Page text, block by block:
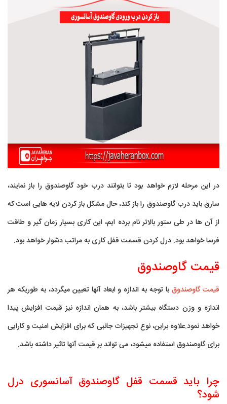
در این مرحله لازم خواهد بود تا بتوانند درب خود گاوصندوق را باز نمایند،
سارق باید درب گاوصندوق را باز کند، حال مشکل باز کردن لایه هایی است که
از آن ها در طی ستور بالاتر نام برده ایم، این کاری بسیار زمان گیر و طاقت
فرسا خواهد بود. درل کردن قسمت قفل کاری به مراتب دشوار خواهد بود.
قیمت گاوصندوق
قیمت گاوصندوقبا توجه به اندازه و ابعاد آنها تعیین میگردد، به طوریکه هر
اندازه و وزن دستگاه بیشتر باشد، به همان اندازه نیز قیمت افزایش پیدا
خواهد نمود.علاوه براین، نوع تجهیزات جانبی که برای افزایش امنیت و کارایی
برای گاوصندوق استفاده میشود، می تواند بر قیمت آنها تاثیر داشته باشد.
چرا باید قسمت قفل گاوصندوق آسانسوری درل
شود؟